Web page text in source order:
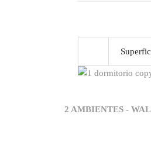
2 AMBIENTES -